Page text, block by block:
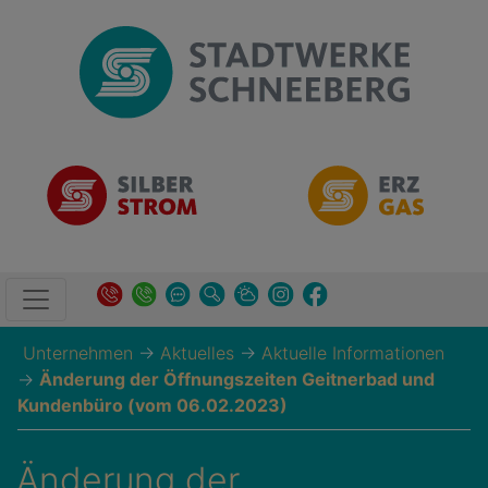
Unternehmen → Aktuelles → Aktuelle Informationen
→ Änderung der Öffnungszeiten Geitnerbad und
Kundenbüro (vom 06.02.2023)